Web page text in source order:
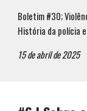
Boletim #30;
História da polícia
15 de abril de 2025